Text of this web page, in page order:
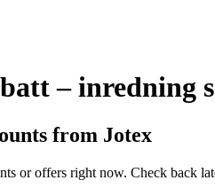
– inredning
from Jotex
or offers right now. Check back